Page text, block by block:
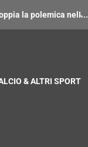
la polemica nell̵...
& ALTRI SPORT